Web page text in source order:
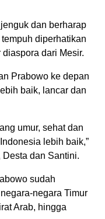
dan berharap
diperhatikan
dari Mesir.
Prabowo ke depan
baik, lancar dan
umur, sehat dan
lebih baik,”
dan Santini.
sudah
negara Timur
Arab, hingga